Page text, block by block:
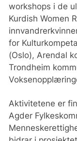
workshops i de
Kurdish Women
for
(Oslo), Arendal
Trondheim
Aktivitetene er
Agder